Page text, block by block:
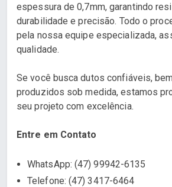
espessura de 0,7mm, garantindo
durabilidade e precisão. Todo o
pela nossa equipe especializada,
qualidade.
Se você busca dutos confiáveis,
produzidos sob medida, estamos
seu projeto com excelência.
Entre em Contato
WhatsApp: (47) 99942-6135
Telefone: (47) 3417-6464